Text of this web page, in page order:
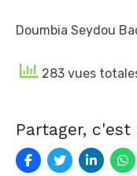
Doumbia Seydou
283 vues
Partager, c'est